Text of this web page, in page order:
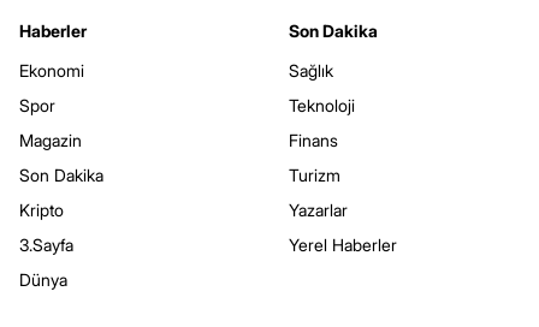
Haberler
Ekonomi
Spor
Magazin
Son Dakika
Kripto
3.Sayfa
Dünya
Son Dakika
Sağlık
Teknoloji
Finans
Turizm
Yazarlar
Yerel Haberler